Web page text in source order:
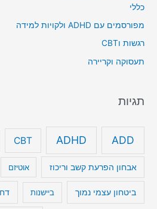
כללי
מפורסמים עם ADHD ולקויות למידה
רגשות וCBT
תעסוקה וקריירה
תגיות
ADD
ADHD
CBT
אבחון הפרעת קשב וריכוז אוטיזם
ביטחון עצמי נמוך ביישנות